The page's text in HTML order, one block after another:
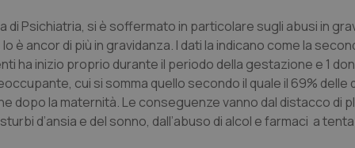
di Psichiatria, si è soffermato in particolare sugli abusi in
è ancor di più in gravidanza. I dati la indicano come la
ha inizio proprio durante il periodo della gestazione e 1
cui si somma quello secondo il quale il 69% delle
dopo la maternità. Le conseguenze vanno dal distacco di
d’ansia e del sonno, dall’abuso di alcol e farmaci a
Necessari Statistici Marketing
a rendere fruibile il sito web abilitandone funzionalità di base quali la
del sito. Il sito web non è in grado di funzionare correttamente senza questi
Scadenza